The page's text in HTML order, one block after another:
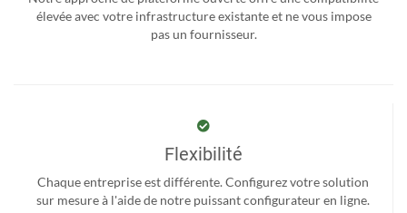
élevée avec votre infrastructure existante et ne vous impose
pas un fournisseur.
Flexibilité
Chaque entreprise est différente. Configurez votre solution
sur mesure à l'aide de notre puissant configurateur en ligne.